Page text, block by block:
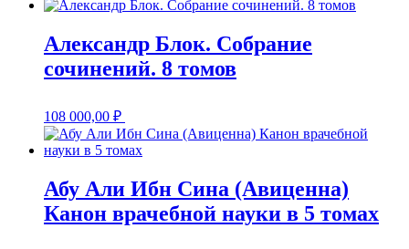
Александр Блок. Собрание
сочинений. 8 томов
108 000,00 ₽
Абу Али Ибн Сина (Авиценна)
Канон врачебной науки в 5 томах